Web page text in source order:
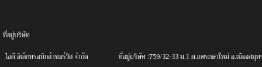
ที่อยู่บริษัท
ไอดีอิเล็กทรอนิกส์ เซอร์วิส จํากัด ที่อยู่บริษัท :759/32-33 ม.1 ต.แพรกษาใหม่ อ.เมืองสมุ